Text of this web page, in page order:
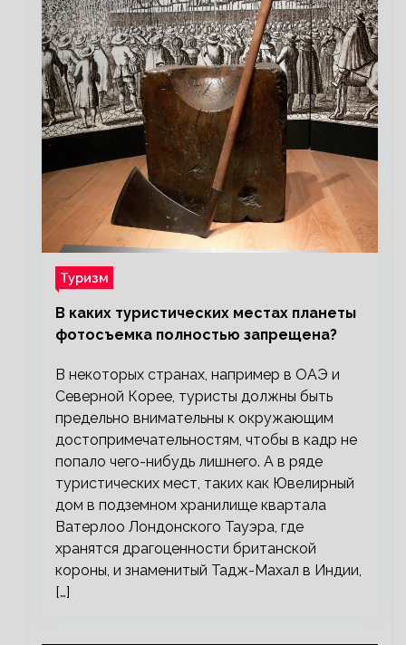
Туризм
В каких туристических местах планеты
фотосъемка полностью запрещена?
В некоторых странах, например в ОАЭ и
Северной Корее, туристы должны быть
предельно внимательны к окружающим
достопримечательностям, чтобы в кадр не
попало чего-нибудь лишнего. А в ряде
туристических мест, таких как Ювелирный
дом в подземном хранилище квартала
Ватерлоо Лондонского Тауэра, где
хранятся драгоценности британской
короны, и знаменитый Тадж-Махал в Индии,
[…]